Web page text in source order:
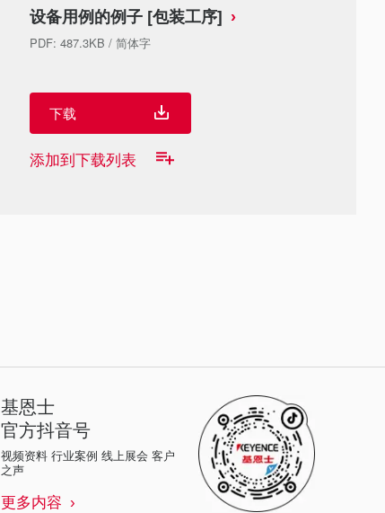
设备用例的例子 [包装工序]
PDF: 487.3KB / 简体字
下载
添加到下载列表
基恩士
官方抖音号
视频资料 行业案例 线上展会 客户
之声
更多内容